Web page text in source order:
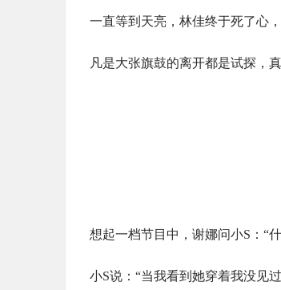
一直等到天亮，林佳终于死了心
凡是大张旗鼓的离开都是试探，
想起一档节目中，谢娜问小S：“
小S说：“当我看到她穿着我没见